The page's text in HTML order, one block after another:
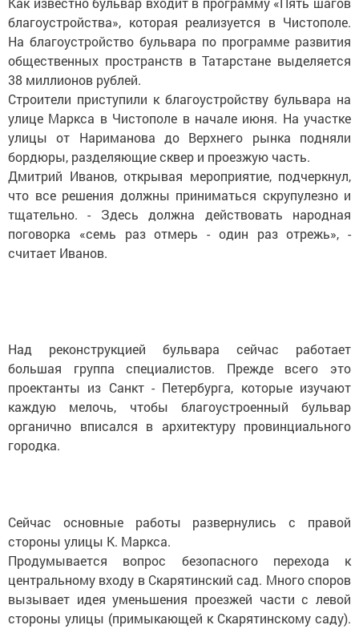
благоустройства», которая реализуется в Чистополе.
На благоустройство бульвара по программе развития
общественных пространств в Татарстане выделяется
38 миллионов рублей.
Строители приступили к благоустройству бульвара на
улице Маркса в Чистополе в начале июня. На участке
улицы от Нариманова до Верхнего рынка подняли
бордюры, разделяющие сквер и проезжую часть.
Дмитрий Иванов, открывая мероприятие, подчеркнул,
что все решения должны приниматься скрупулезно и
тщательно. - Здесь должна действовать народная
поговорка «семь раз отмерь - один раз отрежь», -
считает Иванов.
Над реконструкцией бульвара сейчас работает
большая группа специалистов. Прежде всего это
проектанты из Санкт - Петербурга, которые изучают
каждую мелочь, чтобы благоустроенный бульвар
органично вписался в архитектуру провинциального
городка.
Сейчас основные работы развернулись с правой
стороны улицы К. Маркса.
Продумывается вопрос безопасного перехода к
центральному входу в Скарятинский сад. Много споров
вызывает идея уменьшения проезжей части с левой
стороны улицы (примыкающей к Скарятинскому саду).